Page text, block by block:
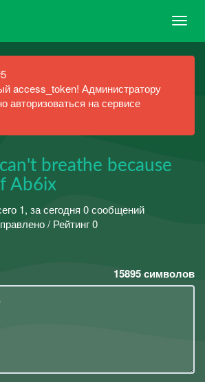
access_token! Администратору
авторизоваться на сервисе
can't breathe because
Ab6ix
1, за сегодня 0 сообщений
/ Рейтинг 0
15895символов